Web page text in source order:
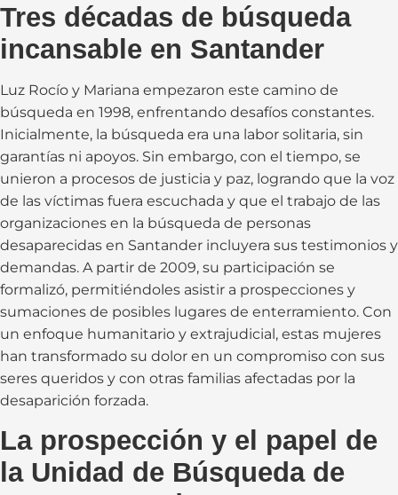
Tres décadas de búsqueda
incansable en Santander
Luz Rocío y Mariana empezaron este camino de
búsqueda en 1998, enfrentando desafíos constantes.
Inicialmente, la búsqueda era una labor solitaria, sin
garantías ni apoyos. Sin embargo, con el tiempo, se
unieron a procesos de justicia y paz, logrando que la voz
de las víctimas fuera escuchada y que el trabajo de las
organizaciones en la búsqueda de personas
desaparecidas en Santander incluyera sus testimonios y
demandas. A partir de 2009, su participación se
formalizó, permitiéndoles asistir a prospecciones y
sumaciones de posibles lugares de enterramiento. Con
un enfoque humanitario y extrajudicial, estas mujeres
han transformado su dolor en un compromiso con sus
seres queridos y con otras familias afectadas por la
desaparición forzada.
La prospección y el papel de
la Unidad de Búsqueda de